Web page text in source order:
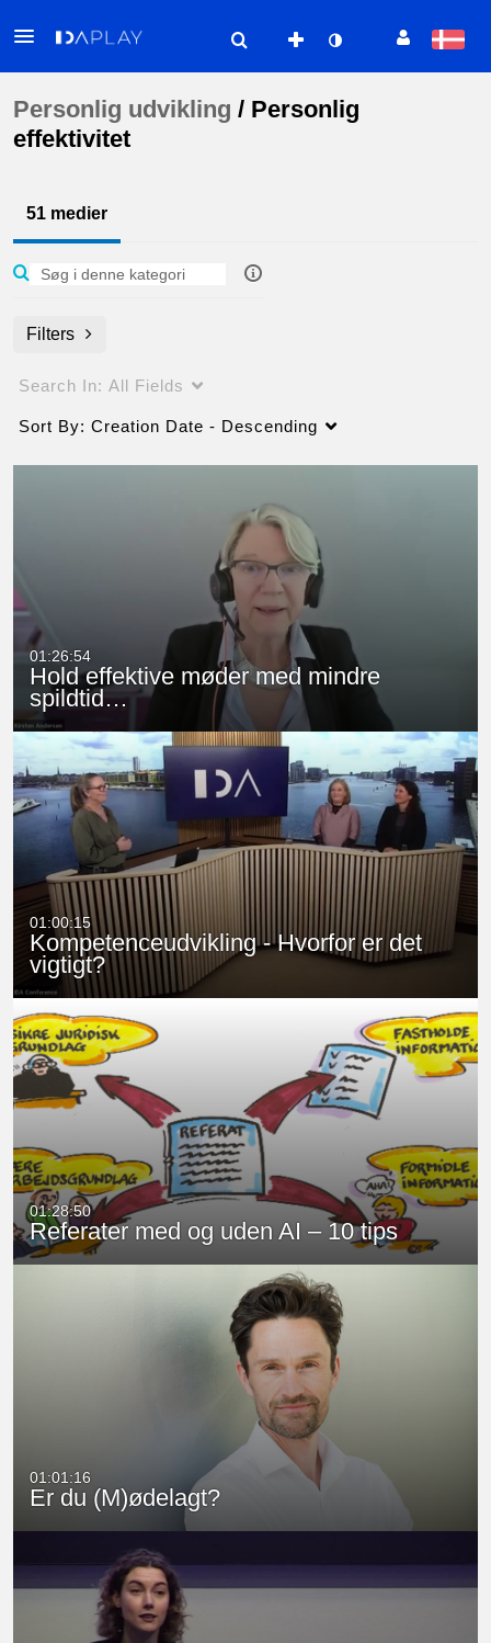
Personlig udvikling / Personlig
effektivitet
51 medier
Filters
Search In: All Fields
Sort By: Creation Date - Descending
01:26:54
Hold effektive møder med mindre
spildtid…
01:00:15
Kompetenceudvikling - Hvorfor er det
vigtigt?
01:28:50
Referater med og uden AI – 10 tips
01:01:16
Er du (M)ødelagt?